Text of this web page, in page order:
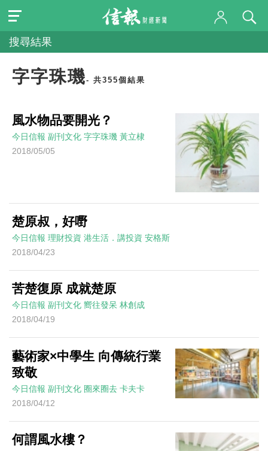
搜尋結果
字字珠璣- 共355個結果
風水物品要開光？
今日信報 副刊文化 字字珠璣 黃立棣
2018/05/05
楚原叔，好嘢
今日信報 理財投資 港生活．講投資 安格斯
2018/04/23
苦楚復原 成就楚原
今日信報 副刊文化 嚮往發呆 林創成
2018/04/19
藝術家×中學生 向傳統行業
致敬
今日信報 副刊文化 圈來圈去 卡夫卡
2018/04/12
何謂風水樓？